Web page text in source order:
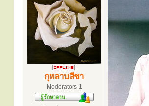
กุหลาบสีชา
Moderators-1